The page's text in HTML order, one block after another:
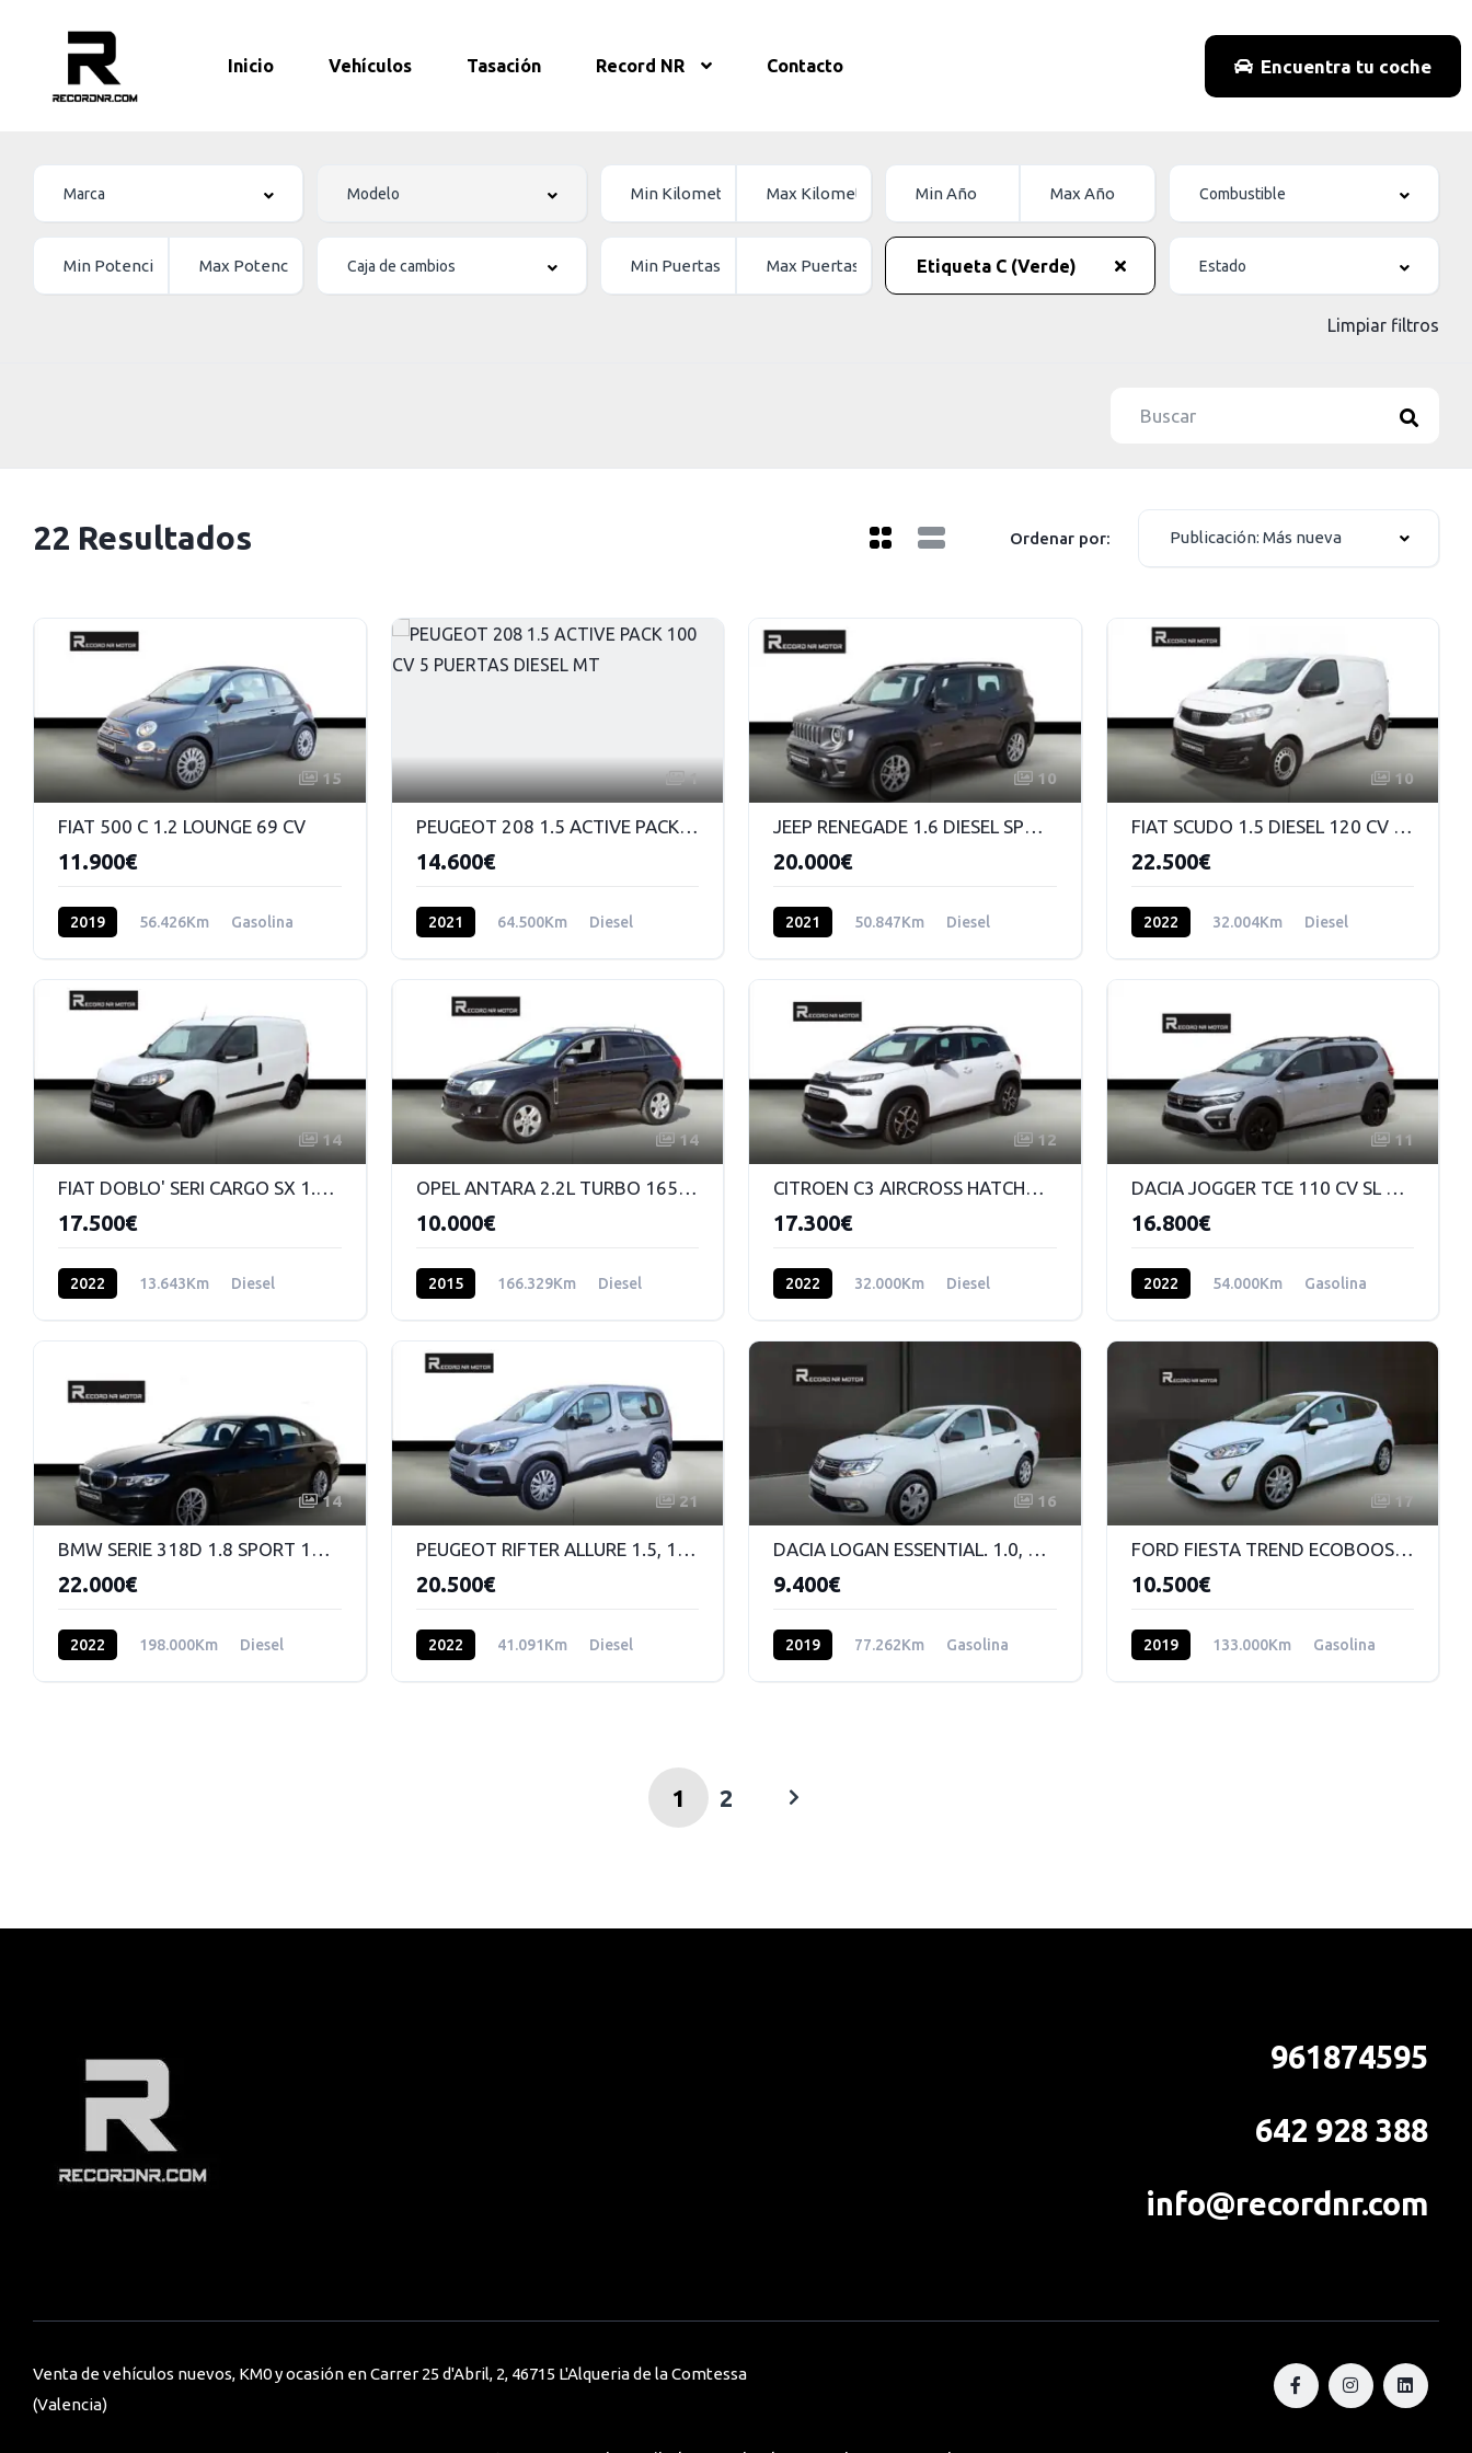
Inicio Vehículos Tasación Record NR Contacto Encuentra tu coche
Etiqueta C (Verde)
Limpiar filtros
22 Resultados Ordenar por: Publicación: Más nueva
15
FIAT 500 C 1.2 LOUNGE 69 CV
11.900€
2019 56.426Km Gasolina
1
PEUGEOT 208 1.5 ACTIVE PACK 100 CV 5 PUERTAS DIESEL MT
14.600€
2021 64.500Km Diesel
10
JEEP RENEGADE 1.6 DIESEL SPORT 130 CV 6 VELOCIDADES MANUAL
20.000€
2021 50.847Km Diesel
10
FIAT SCUDO 1.5 DIESEL 120 CV MANUAL
22.500€
2022 32.004Km Diesel
14
FIAT DOBLO' SERI CARGO SX 1.6 MJ 90CV E6DF
17.500€
2022 13.643Km Diesel
14
OPEL ANTARA 2.2L TURBO 165 CV DSG DIESEL 4x4
10.000€
2015 166.329Km Diesel
12
CITROEN C3 AIRCROSS HATCHBACK SHINE 1.5 BLUEHDI STS 120 EAT6
17.300€
2022 32.000Km Diesel
11
DACIA JOGGER TCE 110 CV SL EXTREME 999 MT
16.800€
2022 54.000Km Gasolina
14
BMW SERIE 318D 1.8 SPORT 150 CV
22.000€
2022 198.000Km Diesel
21
PEUGEOT RIFTER ALLURE 1.5, 100CV
20.500€
2022 41.091Km Diesel
16
DACIA LOGAN ESSENTIAL. 1.0, 75CV
9.400€
2019 77.262Km Gasolina
17
FORD FIESTA TREND ECOBOOST. 1.0, 100CV
10.500€
2019 133.000Km Gasolina
1 2
961874595
642 928 388
info@recordnr.com
Venta de vehículos nuevos, KM0 y ocasión en Carrer 25 d'Abril, 2, 46715 L'Alqueria de la Comtessa
(Valencia)